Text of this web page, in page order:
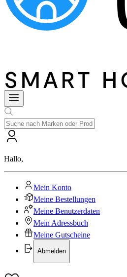
Hallo,
Mein Konto
Meine Bestellungen
Meine Benutzerdaten
Mein Adressbuch
Meine Gutscheine
Abmelden